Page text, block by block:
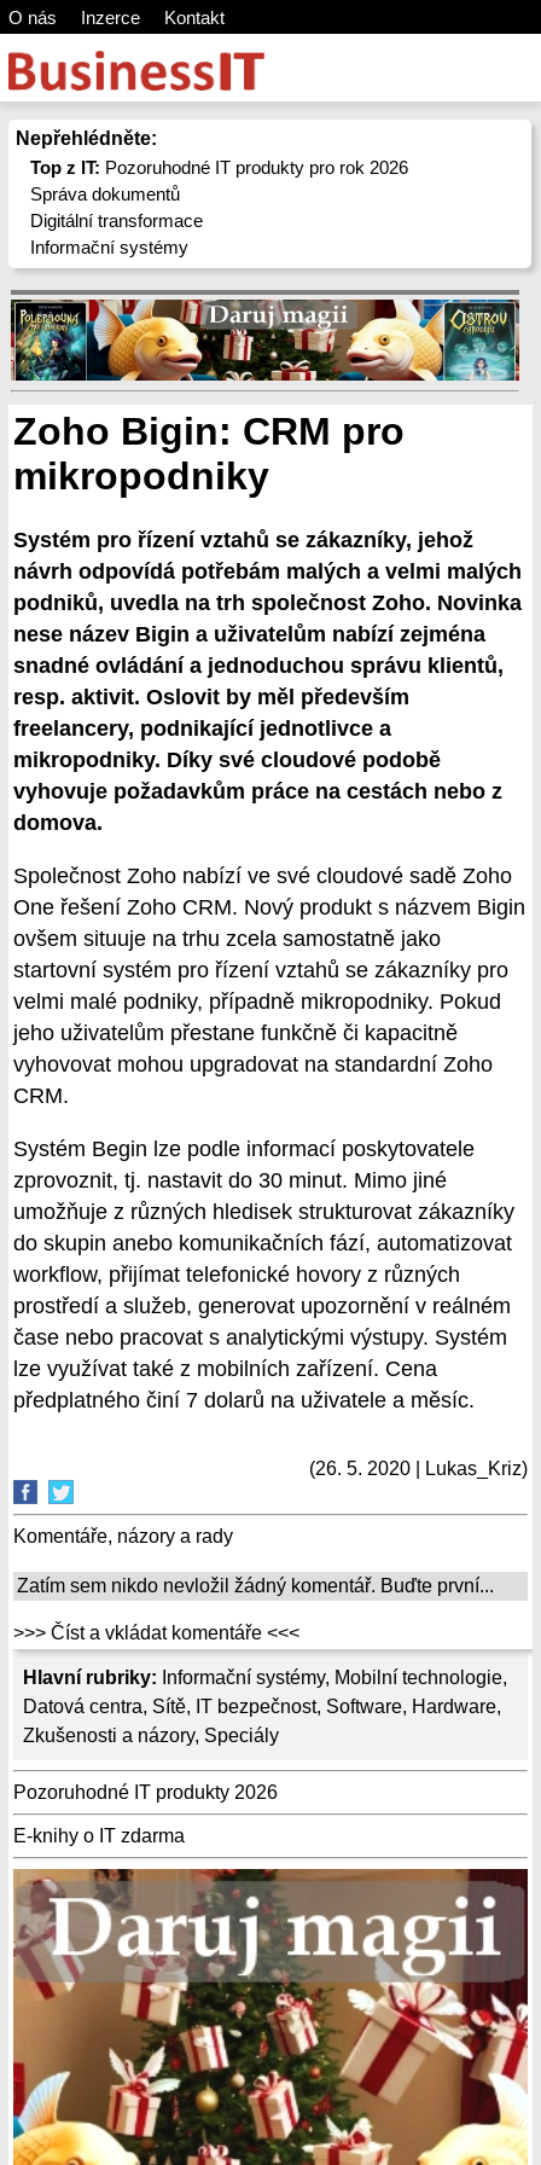
O nás Inzerce Kontakt
Nepřehlédněte:
Top z IT: Pozoruhodné IT produkty pro rok 2026
Správa dokumentů
Digitální transformace
Informační systémy
Hlavní rubriky: Informační systémy, Mobilní technologie,
Datová centra, Sítě, IT bezpečnost, Software, Hardware,
Zkušenosti a názory, Speciály
Pozoruhodné IT produkty 2026
E-knihy o IT zdarma
Zoho Bigin: CRM pro
mikropodniky
Systém pro řízení vztahů se zákazníky, jehož
návrh odpovídá potřebám malých a velmi malých
podniků, uvedla na trh společnost Zoho. Novinka
nese název Bigin a uživatelům nabízí zejména
snadné ovládání a jednoduchou správu klientů,
resp. aktivit. Oslovit by měl především
freelancery, podnikající jednotlivce a
mikropodniky. Díky své cloudové podobě
vyhovuje požadavkům práce na cestách nebo z
domova.
Společnost Zoho nabízí ve své cloudové sadě Zoho
One řešení Zoho CRM. Nový produkt s názvem Bigin
ovšem situuje na trhu zcela samostatně jako
startovní systém pro řízení vztahů se zákazníky pro
velmi malé podniky, případně mikropodniky. Pokud
jeho uživatelům přestane funkčně či kapacitně
vyhovovat mohou upgradovat na standardní Zoho
CRM.
Systém Begin lze podle informací poskytovatele
zprovoznit, tj. nastavit do 30 minut. Mimo jiné
umožňuje z různých hledisek strukturovat zákazníky
do skupin anebo komunikačních fází, automatizovat
workflow, přijímat telefonické hovory z různých
prostředí a služeb, generovat upozornění v reálném
čase nebo pracovat s analytickými výstupy. Systém
lze využívat také z mobilních zařízení. Cena
předplatného činí 7 dolarů na uživatele a měsíc.
(26. 5. 2020 | Lukas_Kriz)
Komentáře, názory a rady
Zatím sem nikdo nevložil žádný komentář. Buďte první...
>>> Číst a vkládat komentáře <<<